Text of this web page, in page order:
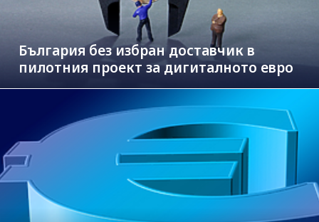
България без избран доставчик в
пилотния проект за дигиталното евро